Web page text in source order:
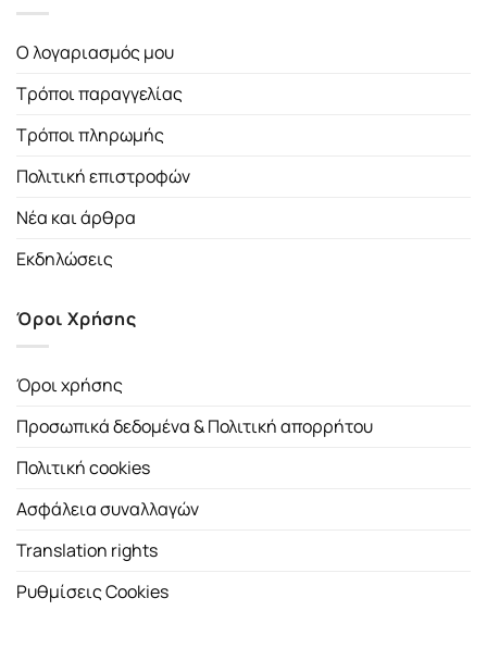
Ο λογαριασμός μου
Τρόποι παραγγελίας
Τρόποι πληρωμής
Πολιτική επιστροφών
Νέα και άρθρα
Εκδηλώσεις
Όροι Χρήσης
Όροι χρήσης
Προσωπικά δεδομένα & Πολιτική απορρήτου
Πολιτική cookies
Ασφάλεια συναλλαγών
Translation rights
Ρυθμίσεις Cookies